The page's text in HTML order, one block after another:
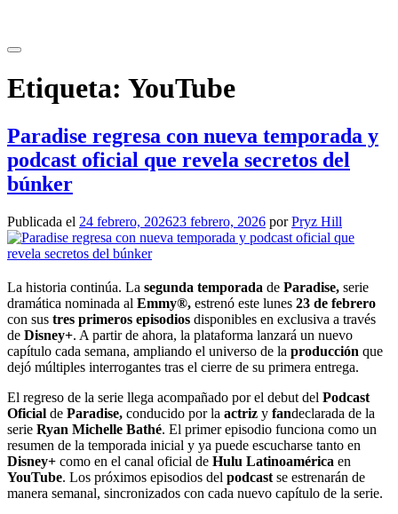
contenido
Etiqueta: YouTube
Paradise regresa con nueva temporada y
podcast oficial que revela secretos del
búnker
Publicada el 24 febrero, 202623 febrero, 2026 porPryz Hill
La historia continúa. La segunda temporada de Paradise, serie
dramática nominada al Emmy®, estrenó este lunes 23 de febrero
con sus tres primeros episodios disponibles en exclusiva a través
de Disney+. A partir de ahora, la plataforma lanzará un nuevo
capítulo cada semana, ampliando el universo de la producción que
dejó múltiples interrogantes tras el cierre de su primera entrega.
El regreso de la serie llega acompañado por el debut del Podcast
Oficial de Paradise, conducido por la actriz y fandeclarada de la
serie Ryan Michelle Bathé. El primer episodio funciona como un
resumen de la temporada inicial y ya puede escucharse tanto en
Disney+ como en el canal oficial de Hulu Latinoamérica en
YouTube. Los próximos episodios del podcast se estrenarán de
manera semanal, sincronizados con cada nuevo capítulo de la serie.